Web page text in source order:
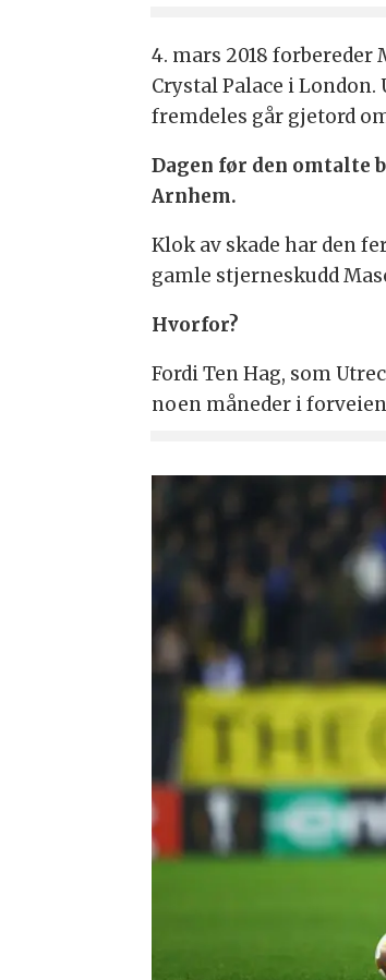
4. mars 2018
Crystal Palace i
fremdeles går gjetord
Dagen før den omtalte
Arnhem.
Klok av skade har den
gamle stjerneskudd
Hvorfor?
Fordi Ten Hag, som
noen måneder i